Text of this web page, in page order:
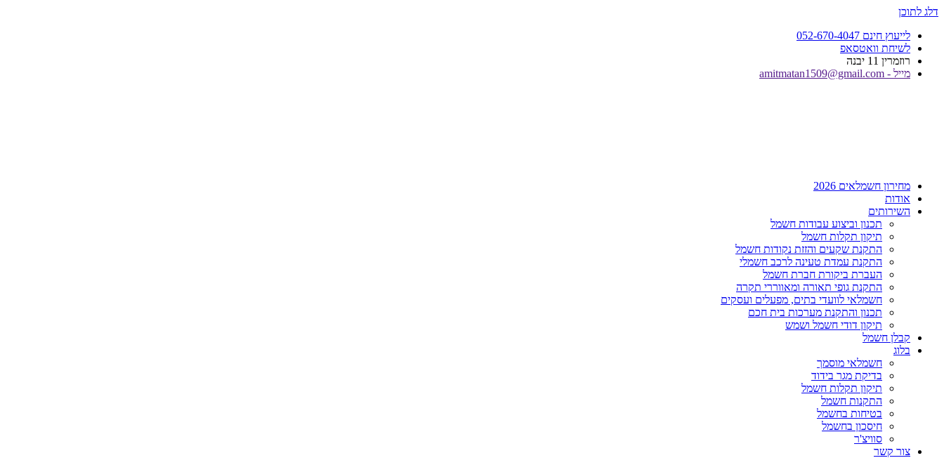
דלג לתוכן
לייעוץ חינם 052-670-4047
לשיחת וואטסאפ
רוזמרין 11 יבנה
מייל - amitmatan1509@gmail.com
מחירון חשמלאים 2026
אודות
השירותים
תכנון וביצוע עבודות חשמל
תיקון תקלות חשמל
התקנת שקעים והזזת נקודות חשמל
התקנת עמדת טעינה לרכב חשמלי
העברת ביקורת חברת חשמל
התקנת גופי תאורה ומאווררי תקרה
חשמלאי לוועדי בתים, מפעלים ועסקים
תכנון והתקנת מערכות בית חכם
תיקון דודי חשמל ושמש
קבלן חשמל
בלוג
חשמלאי מוסמך
בדיקת מגר בידוד
תיקון תקלות חשמל
התקנות חשמל
בטיחות בחשמל
חיסכון בחשמל
סוויצ'ר
צור קשר